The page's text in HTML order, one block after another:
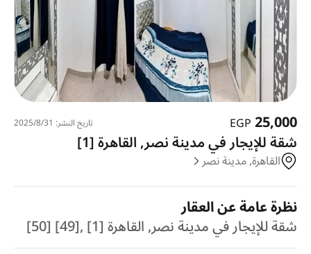
25,000
EGP تاريخ النشر: 31‏‏/8‏‏/2025
شقة للإيجار في مدينة نصر, القاهرة [1]
القاهرة, مدينة نصر
نظرة عامة عن العقار
شقة للإيجار في مدينة نصر, القاهرة [1] ,[49] [50]